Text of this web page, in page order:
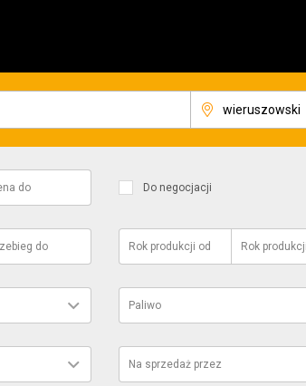
do Do negocjacji
do Rok produkcji od Rok produkcji
Paliwo
Na sprzedaż przez